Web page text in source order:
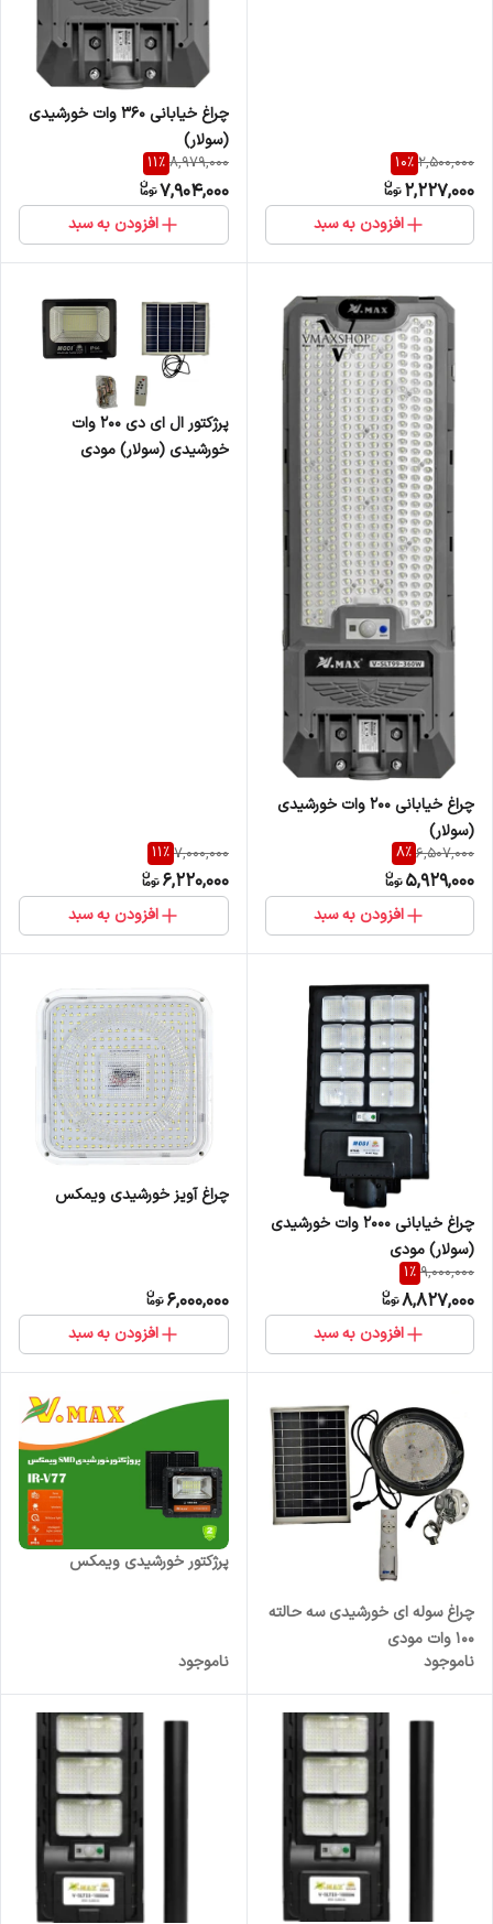
2,500,000
10%
2,227,000
افزودن به سبد
چراغ خیابانی 360 وات خورشیدی
(سولار)
8,979,000
11%
7,904,000
افزودن به سبد
چراغ خیابانی 200 وات خورشیدی
(سولار)
6,507,000
8%
5,929,000
افزودن به سبد
پرژکتور ال ای دی 200 وات
خورشیدی (سولار) مودی
7,000,000
11%
6,220,000
افزودن به سبد
چراغ خیابانی 2000 وات خورشیدی
(سولار) مودی
9,000,000
1%
8,827,000
افزودن به سبد
چراغ آویز خورشیدی ویمکس
6,000,000
افزودن به سبد
چراغ سوله ای خورشیدی سه حالته
100 وات مودی
ناموجود
پرژکتور خورشیدی ویمکس
ناموجود